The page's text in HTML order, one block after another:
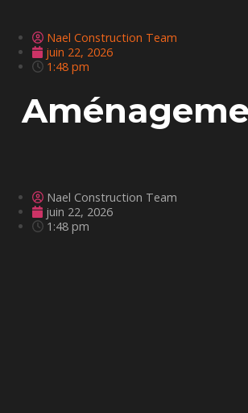
Nael Construction Team
juin 22, 2026
1:48 pm
Nael Construction Team
juin 22, 2026
1:48 pm